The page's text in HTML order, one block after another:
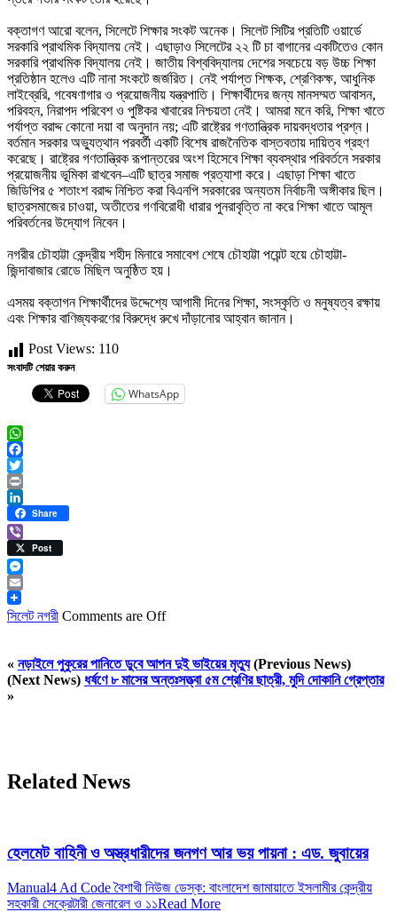
‎বক্তাগণ আরো বলেন, সিলেটে শিক্ষার সংকট অনেক। সিলেট সিটির প্রতিটি ওয়ার্ডে
সরকারি প্রাথমিক বিদ্যালয় নেই। এছাড়াও সিলেটের ২২ টি চা বাগানের একটিতেও কোন
সরকারি প্রাথমিক বিদ্যালয় নেই। জাতীয় বিশ্ববিদ্যালয় দেশের সবচেয়ে বড় উচ্চ শিক্ষা
প্রতিষ্ঠান হলেও এটি নানা সংকটে জর্জরিত। নেই পর্যাপ্ত শিক্ষক, শ্রেণিকক্ষ, আধুনিক
লাইব্রেরি, গবেষণাগার ও প্রয়োজনীয় যন্ত্রপাতি। শিক্ষার্থীদের জন্য মানসম্মত আবাসন,
পরিবহন, নিরাপদ পরিবেশ ও পুষ্টিকর খাবারের নিশ্চয়তা নেই। আমরা মনে করি, শিক্ষা খাতে
পর্যাপ্ত বরাদ্দ কোনো দয়া বা অনুদান নয়; এটি রাষ্ট্রের গণতান্ত্রিক দায়বদ্ধতার প্রশ্ন।
বর্তমান সরকার অভ্যুত্থান পরবর্তী একটি বিশেষ রাজনৈতিক বাস্তবতায় দায়িত্ব গ্রহণ
করেছে। রাষ্ট্রের গণতান্ত্রিক রূপান্তরের অংশ হিসেবে শিক্ষা ব্যবস্থার পরিবর্তনে সরকার
প্রয়োজনীয় ভূমিকা রাখবেন–এটি ছাত্র সমাজ প্রত্যাশা করে। এছাড়া শিক্ষা খাতে
জিডিপির ৫ শতাংশ বরাদ্দ নিশ্চিত করা বিএনপি সরকারের অন্যতম নির্বাচনী অঙ্গীকার ছিল।
ছাত্রসমাজের চাওয়া, অতীতের গণবিরোধী ধারার পুনরাবৃত্তি না করে শিক্ষা খাতে আমূল
পরিবর্তনের উদ্যোগ নিবেন।
‎নগরীর চৌহাট্টা কেন্দ্রীয় শহীদ মিনারে সমাবেশ শেষে চৌহাট্টা পয়েন্ট হয়ে চৌহাট্টা-
জিন্দাবাজার রোডে মিছিল অনুষ্ঠিত হয়।
‎এসময় বক্তাগন শিক্ষার্থীদের উদ্দেশ্যে আগামী দিনের শিক্ষা, সংস্কৃতি ও মনুষ্যত্ব রক্ষায়
এবং শিক্ষার বাণিজ্যকরণের বিরুদ্ধে রুখে দাঁড়ানোর আহ্বান জানান।
Post Views: 110
সংবাদটি শেয়ার করুন
WhatsApp
WhatsApp
Facebook
Twitter
Print
LinkedIn
Share
ViberPost
Messenger
Email
সিলেট নগরী Comments are Off
« নড়াইলে পুকুরের পানিতে ডুবে আপন দুই ভাইয়ের মৃত্যু(Previous News)
(Next News) ধর্ষণে ৮ মাসের অন্তঃসত্ত্বা ৫ম শ্রেণির ছাত্রী, মুদি দোকানি গ্রেপ্তার
»
Related News
হেলমেট বাহিনী ও অস্ত্রধারীদের জনগণ আর ভয় পায়না : এড. জুবায়ের
Manual4 Ad Code বৈশাখী নিউজ ডেস্ক: বাংলাদেশ জামায়াতে ইসলামীর কেন্দ্রীয়
সহকারী সেক্রেটারী জেনারেল ও ১১Read More